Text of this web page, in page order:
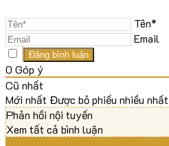
Tên*
Email
0 Góp ý
Cũ nhất
Mới nhấtĐược bỏ phiếu nhiều nhất
Phản hồi nội tuyến
Xem tất cả bình luận